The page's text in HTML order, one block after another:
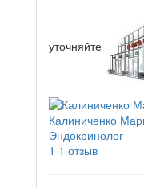
уточняйте
Калиниченко
Эндокринолог
1 1 отзыв